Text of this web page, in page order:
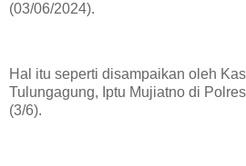
(03/06/2024).
Hal itu seperti disampaikan oleh
Tulungagung, Iptu Mujiatno di
(3/6).